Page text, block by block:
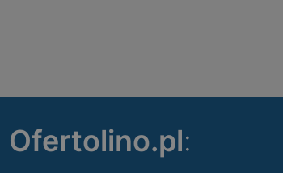
Ofertolino.pl: